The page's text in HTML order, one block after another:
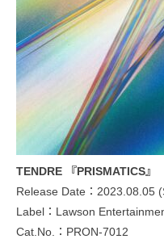
TENDRE 『PRISMATICS』
Release Date：2023.08.05
Label：Lawson
Cat.No.：PRON-7012